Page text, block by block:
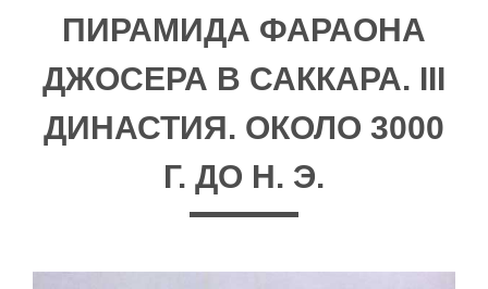
ПИРАМИДА ФАРАОНА
ДЖОСЕРА В САККАРА. III
ДИНАСТИЯ. ОКОЛО 3000
Г. ДО Н. Э.